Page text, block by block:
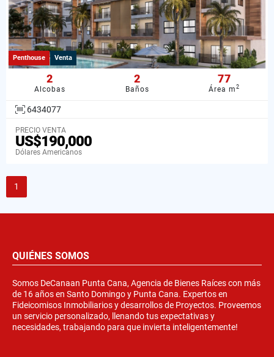
Penthouse Venta
2
Alcobas
2
Baños
77
Área m2
6434077
PRECIO VENTA
US$190,000
Dólares Americanos
1
QUIÉNES SOMOS
Somos DeCanaan Punta Cana, Agencia de Bienes Raíces con más
de 16 años en Santo Domingo y Punta Cana. Expertos en
Fideicomisos Inmobiliarios y desarrollos de Proyectos. Proveemos
un servicio personalizado, llenando tus expectativas y
necesidades, trabajando para que invierta inteligentemente!